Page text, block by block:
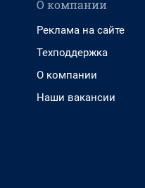
О компании
Реклама на сайте
Техподдержка
О компании
Наши вакансии